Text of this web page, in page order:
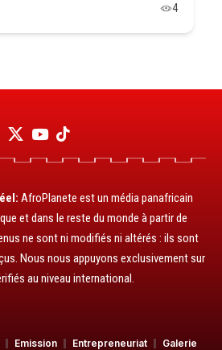
4
AfroPlanete est un média panafricain
et dans le reste du monde à partir de
ne sont ni modifiés ni altérés : ils sont
Nous nous appuyons exclusivement sur
au niveau international.
Emission Entrepreneuriat Galerie